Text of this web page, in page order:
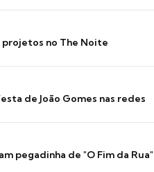
projetos no The Noite
de João Gomes nas redes
pegadinha de "O Fim da Rua"